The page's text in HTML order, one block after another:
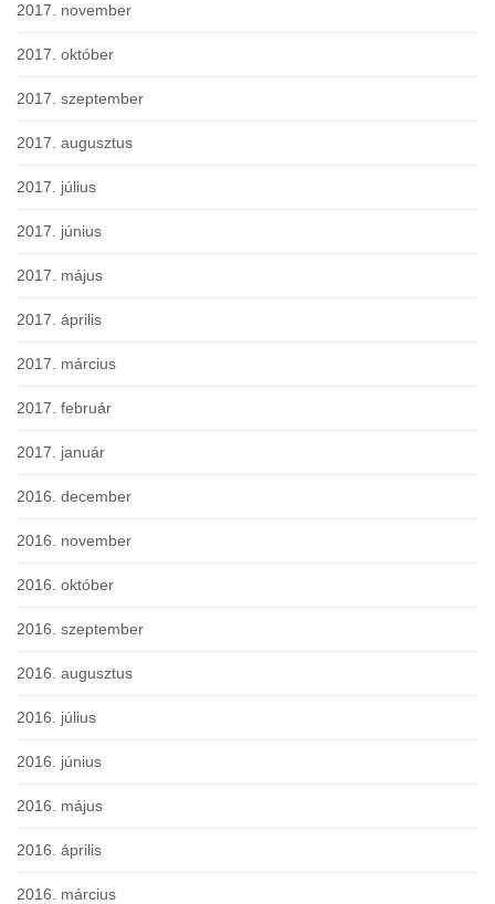
2017. november
2017. október
2017. szeptember
2017. augusztus
2017. július
2017. június
2017. május
2017. április
2017. március
2017. február
2017. január
2016. december
2016. november
2016. október
2016. szeptember
2016. augusztus
2016. július
2016. június
2016. május
2016. április
2016. március